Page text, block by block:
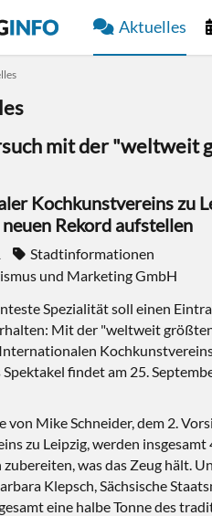
Aktuelles
mit der "weltweit
Kochkunstvereins zu
Rekord aufstellen
Stadtinformationen
und Marketing GmbH
Spezialität soll einen
Mit der "weltweit
findet am 25.
von Mike Schneider, dem 2.
zu Leipzig, werden insgesamt
was das Zeug hält.
Klepsch, Sächsische
eine halbe Tonne des